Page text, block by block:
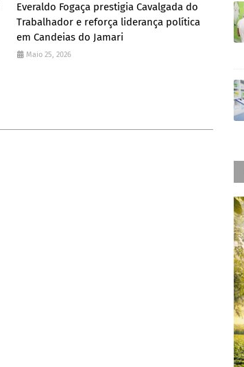
Everaldo Fogaça prestigia Cavalgada do
Trabalhador e reforça liderança política
em Candeias do Jamari
Maio 25, 2026